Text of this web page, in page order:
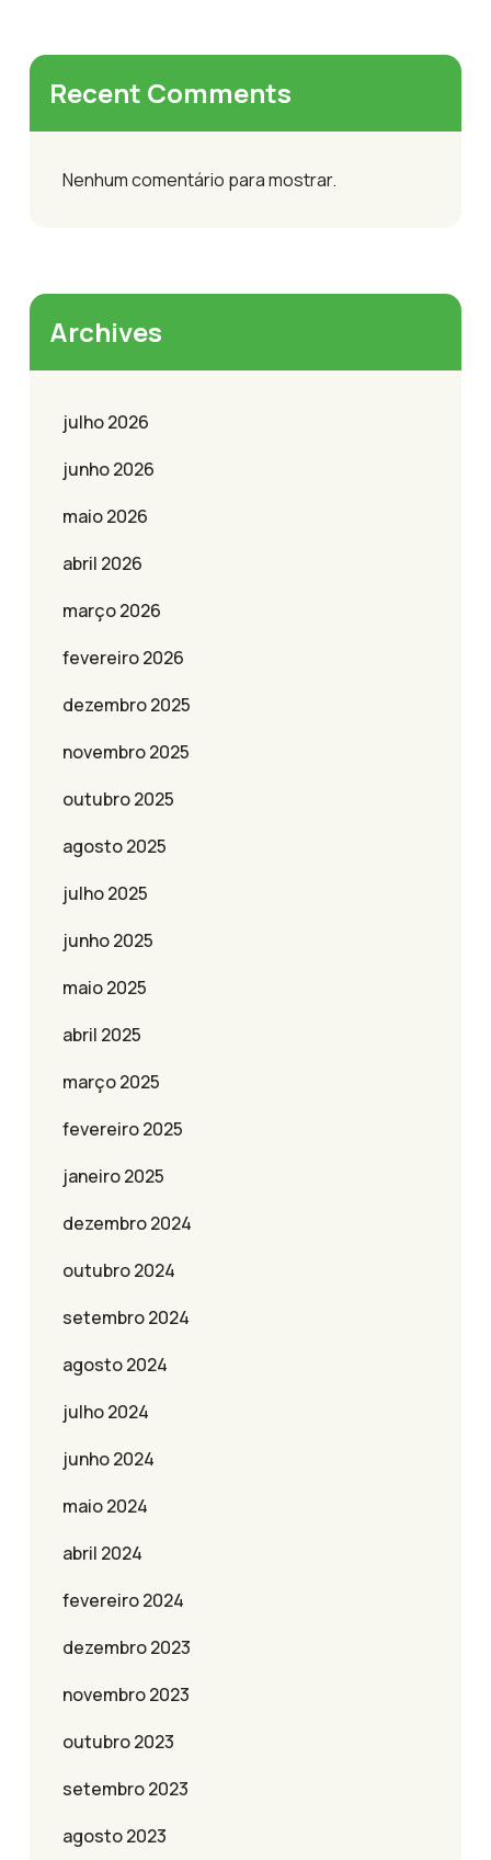
Recent Comments
Nenhum comentário para mostrar.
Archives
julho 2026
junho 2026
maio 2026
abril 2026
março 2026
fevereiro 2026
dezembro 2025
novembro 2025
outubro 2025
agosto 2025
julho 2025
junho 2025
maio 2025
abril 2025
março 2025
fevereiro 2025
janeiro 2025
dezembro 2024
outubro 2024
setembro 2024
agosto 2024
julho 2024
junho 2024
maio 2024
abril 2024
fevereiro 2024
dezembro 2023
novembro 2023
outubro 2023
setembro 2023
agosto 2023